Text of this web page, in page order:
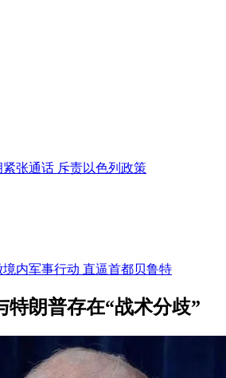
张通话 斥责以色列政策
内军事行动 直逼首都贝鲁特
特朗普存在“战术分歧”